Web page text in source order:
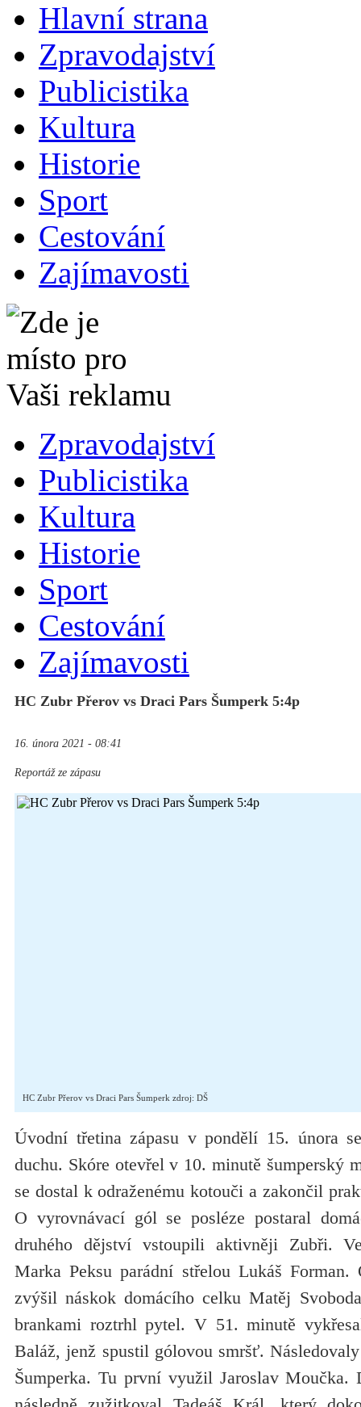
Hlavní strana
Zpravodajství
Publicistika
Kultura
Historie
Sport
Cestování
Zajímavosti
Zpravodajství
Publicistika
Kultura
Historie
Sport
Cestování
Zajímavosti
HC Zubr Přerov vs Draci Pars Šumperk 5:4p
16. února 2021 - 08:41
Reportáž ze zápasu
HC Zubr Přerov vs Draci Pars Šumperk zdroj: DŠ
Úvodní třetina zápasu v pondělí 15. února
duchu. Skóre otevřel v 10. minutě šumperský
se dostal k odraženému kotouči a zakončil
O vyrovnávací gól se posléze postaral
druhého dějství vstoupili aktivněji Zubři.
Marka Peksu parádní střelou Lukáš
zvýšil náskok domácího celku Matěj
brankami roztrhl pytel. V 51. minutě
Baláž, jenž spustil gólovou smršť.
Šumperka. Tu první využil Jaroslav Moučka.